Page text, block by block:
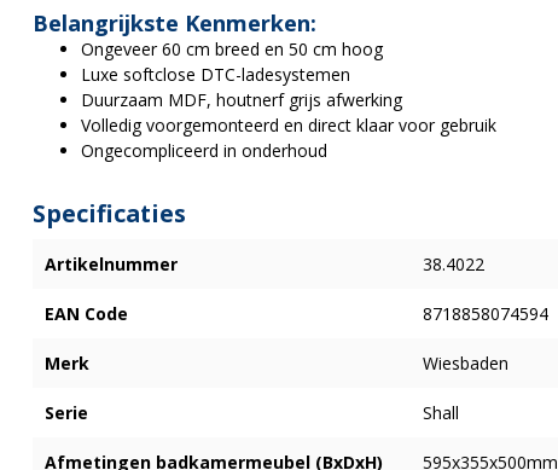
Belangrijkste Kenmerken:
Ongeveer 60 cm breed en 50 cm hoog
Luxe softclose DTC-ladesystemen
Duurzaam MDF, houtnerf grijs afwerking
Volledig voorgemonteerd en direct klaar voor gebruik
Ongecompliceerd in onderhoud
Specificaties
Artikelnummer 38.4022
EAN Code 8718858074594
Merk Wiesbaden
Serie Shall
Afmetingen badkamermeubel (BxDxH) 595x355x500mm